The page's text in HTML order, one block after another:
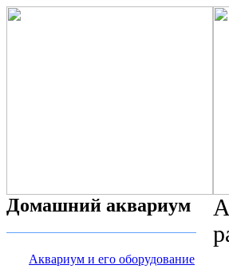
Домашний аквариум
Аквариум и его оборудование